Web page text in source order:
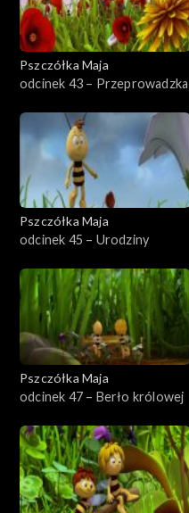
Pszczółka Maja
odcinek 43 – Przeprowadzka
Pszczółka Maja
odcinek 45 – Urodziny
Pszczółka Maja
odcinek 47 – Berło królowej